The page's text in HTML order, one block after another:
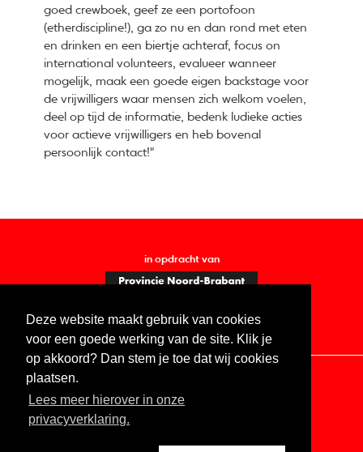
Deze website maakt gebruik van cookies
voor een goede werking van de site. Klik je
op akkoord? Dan stem je toe dat wij cookies
plaatsen.
Lees meer hierover in onze
privacyverklaring.
goed crewboek, geef ze een portofoon
(etherdiscipline!), ga zo nu en dan rond met eten
en drinken en een biertje achteraf, focus on
international volunteers, evalueer wanneer
mogelijk, maak een goede eigen backstage voor
de vrijwilligers waar mensen zich welkom voelen,
deel op tijd de informatie, bedenk ludieke acties
voor actieve vrijwilligers en heb bovenal
persoonlijk contact!"
in opdracht van
Contact Vacatures ANBI
Digitale toegankelijkheid